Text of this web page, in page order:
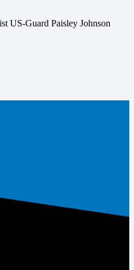
US-Guard Paisley Johnson